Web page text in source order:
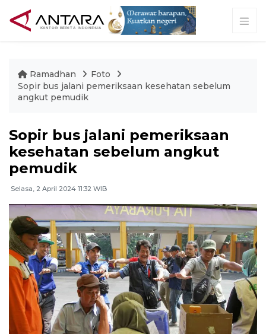
Ramadhan
Foto
Sopir bus jalani pemeriksaan kesehatan sebelum
angkut pemudik
Sopir bus jalani pemeriksaan
kesehatan sebelum angkut
pemudik
Selasa, 2 April 2024 11:32 WIB